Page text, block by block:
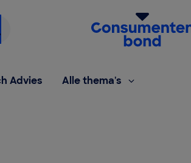
Homepage van de
Advies Alle thema's